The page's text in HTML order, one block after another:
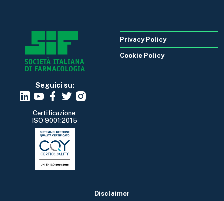
Seguici su:
Certificazione:
ISO 9001:2015
Disclaimer
Privacy Policy
Cookie Policy